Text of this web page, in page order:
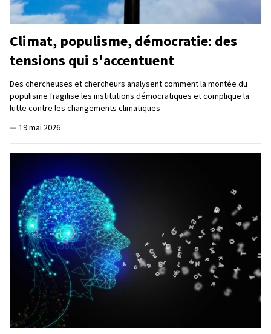
Climat, populisme, démocratie: des
tensions qui s'accentuent
Des chercheuses et chercheurs analysent comment la montée du
populisme fragilise les institutions démocratiques et complique la
lutte contre les changements climatiques
— 19 mai 2026